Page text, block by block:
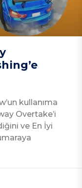
kullanıma
Overtake’i
ve En İyi